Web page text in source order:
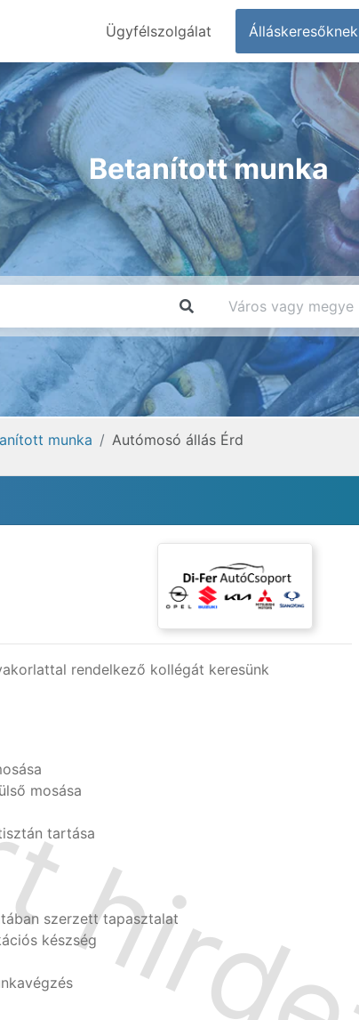
Ügyfélszolgálat Álláskeresőknek
Betanított munka
munka Autómosó állás Érd
rendelkező kollégát keresünk
mosása
tartása
szerzett tapasztalat
készség